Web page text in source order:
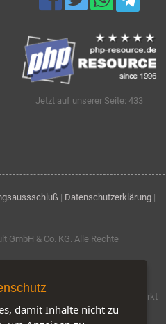
Jetzt auf unserer Seite: 433
| Datenschutzerklärung |
GmbH & Co. KG. Alle Rechte
Namen und
Firmen.
Software by IQ-Markt
damit Inhalte nicht zu